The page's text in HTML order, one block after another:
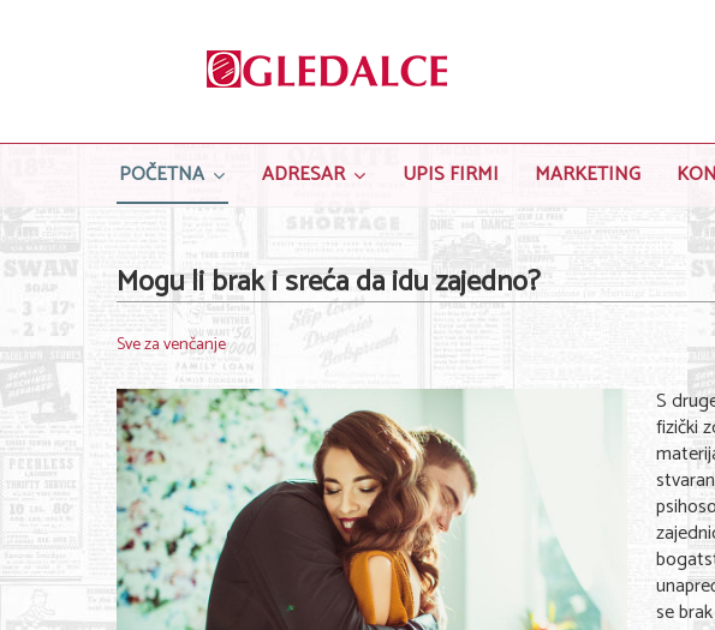
POČETNA ADRESAR UPIS FIRMI MARKETING
Mogu li brak i sreća da idu zajedno?
Sve za venčanje
S
fizički
se